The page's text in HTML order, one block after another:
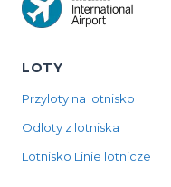
LOTY
Przyloty na lotnisko
Odloty z lotniska
Lotnisko Linie lotnicze